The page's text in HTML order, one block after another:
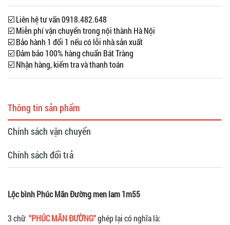
☑️ Liên hệ tư vấn 0918.482.648
☑️ Miễn phí vận chuyển trong nội thành Hà Nội
☑️ Bảo hành 1 đổi 1 nếu có lỗi nhà sản xuất
☑️ Đảm bảo 100% hàng chuẩn Bát Tràng
☑️ Nhận hàng, kiểm tra và thanh toán
Thông tin sản phẩm
Chính sách vận chuyển
Chính sách đổi trả
Lộc bình Phúc Mãn Đường men lam 1m55
3 chữ "PHÚC MÃN ĐƯỜNG"ghép lại có nghĩa là: